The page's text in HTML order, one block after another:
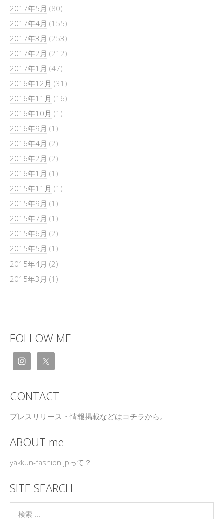
2017年5月 (80)
2017年4月 (155)
2017年3月 (253)
2017年2月 (212)
2017年1月 (47)
2016年12月 (31)
2016年11月 (16)
2016年10月 (1)
2016年9月 (1)
2016年4月 (2)
2016年2月 (2)
2016年1月 (1)
2015年11月 (1)
2015年9月 (1)
2015年7月 (1)
2015年6月 (2)
2015年5月 (1)
2015年4月 (2)
2015年3月 (1)
FOLLOW ME
CONTACT
プレスリリース・情報掲載などはコチラから。
ABOUT me
yakkun-fashion.jpって？
SITE SEARCH